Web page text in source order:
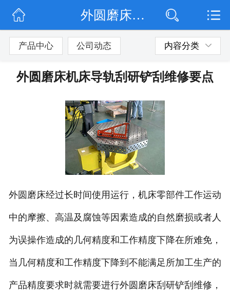
网站首页
公司简介
联系我们
外圆磨床机床导轨刮研铲刮维修要点
产品中心 公司动态 内容分类
外圆磨床机床导轨刮研铲刮维修要点
外圆磨床经过长时间使用运行，机床零部件工作运动
中的摩擦、高温及腐蚀等因素造成的自然磨损或者人
为误操作造成的几何精度和工作精度下降在所难免，
当几何精度和工作精度下降到不能满足所加工生产的
产品精度要求时就需要进行外圆磨床刮研铲刮维修，